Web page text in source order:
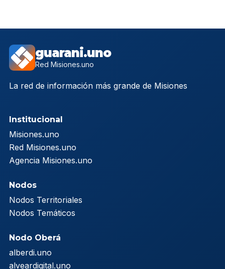
guarani.uno
Red Misiones.uno
La red de información más grande de Misiones
Institucional
Misiones.uno
Red Misiones.uno
Agencia Misiones.uno
Nodos
Nodos Territoriales
Nodos Temáticos
Nodo Oberá
alberdi.uno
alveardigital.uno